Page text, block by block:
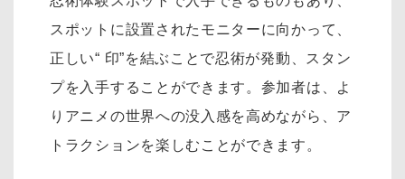
スポットに設置されたモニターに向かって、
正しい“ 印”を結ぶことで忍術が発動、スタン
プを入手することができます。参加者は、よ
りアニメの世界への没入感を高めながら、ア
トラクションを楽しむことができます。